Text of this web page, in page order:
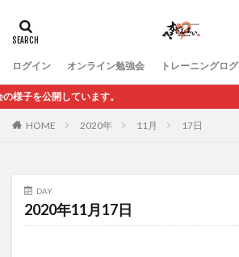
ログイン オンライン勉強会 トレーニングログ
公開しています。
HOME 2020年 11月 17日
DAY
2020年11月17日